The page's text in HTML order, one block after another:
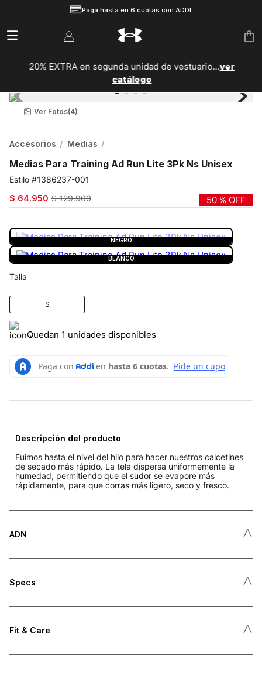
Paga hasta en 6 cuotas con ADDI
20% EXTRA en segunda unidad de vestuario...ver
catálogo
Ver Fotos(4)
Accesorios Medias
Medias Para Training Ad Run Lite 3Pk Ns Unisex
1386237-001
$ 64.950 $ 129.900 50 % OFF
NEGRO
BLANCO
Talla
S
Quedan 1 unidades disponibles
Descripción del producto
Fuimos hasta el nivel del hilo para hacer nuestros calcetines
de secado más rápido. La tela dispersa uniformemente la
humedad, permitiendo que el sudor se evapore más
rápidamente, para que corras más ligero, seco y fresco.
ADN ˄
Specs ˄
Fit & Care ˄